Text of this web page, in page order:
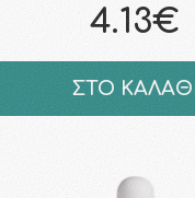
4.13€
ΣΤΟ